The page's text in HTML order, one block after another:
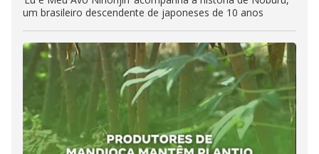
um brasileiro descendente de japoneses de 10 anos